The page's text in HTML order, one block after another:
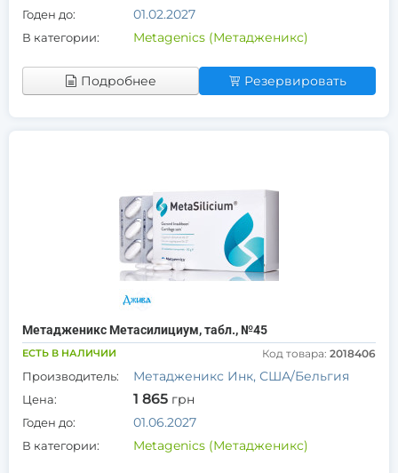
Годен до: 01.02.2027
В категории: Metagenics (Метадженикс)
Подробнее Резервировать
Метадженикс Метасилициум, табл., №45
ЕСТЬ В НАЛИЧИИ Код товара: 2018406
Производитель: Метадженикс Инк, США/Бельгия
Цена: 1 865 грн
Годен до: 01.06.2027
В категории: Metagenics (Метадженикс)